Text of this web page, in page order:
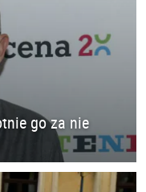
go za nie